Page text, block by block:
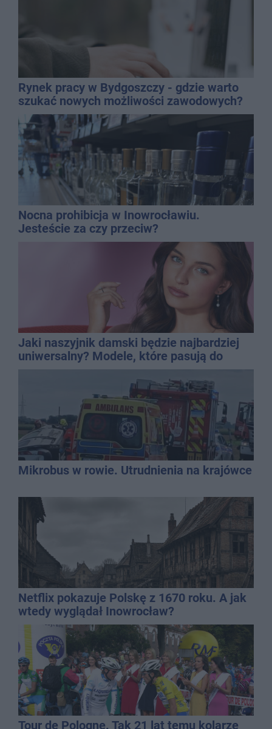
Rynek pracy w Bydgoszczy - gdzie warto
szukać nowych możliwości zawodowych?
Nocna prohibicja w Inowrocławiu.
Jesteście za czy przeciw?
Jaki naszyjnik damski będzie najbardziej
uniwersalny? Modele, które pasują do
wielu stylizacji
Mikrobus w rowie. Utrudnienia na krajówce
Netflix pokazuje Polskę z 1670 roku. A jak
wtedy wyglądał Inowrocław?
Tour de Pologne. Tak 21 lat temu kolarze